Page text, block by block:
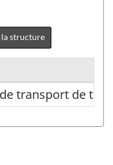
structure
de transport de
transport de